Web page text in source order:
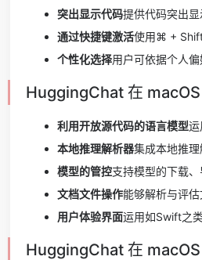
突出显示代码提供代码突出显
通过快捷键激活使用⌘ + Shift
个性化选择用户可依据个人偏
HuggingChat 在
利用开放源代码的语言模型运
本地推理解析器集成本地推理
模型的管控支持模型的下载、
文档文件操作能够解析与评估
用户体验界面运用如Swift之
HuggingChat 在